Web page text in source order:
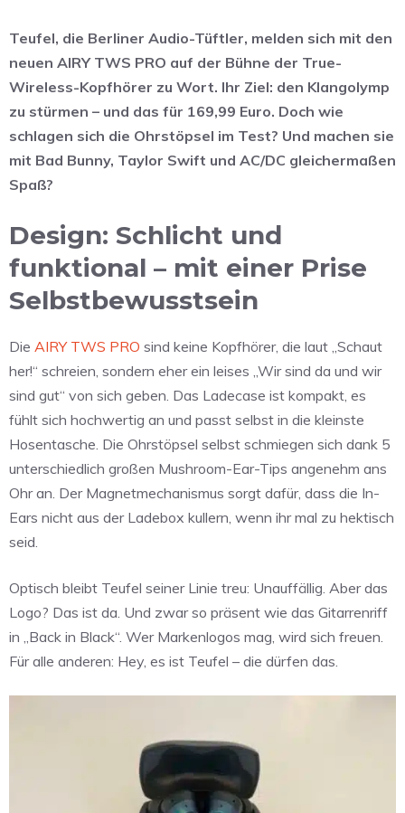
Teufel, die Berliner Audio-Tüftler, melden sich mit den
neuen AIRY TWS PRO auf der Bühne der True-
Wireless-Kopfhörer zu Wort. Ihr Ziel: den Klangolymp
zu stürmen – und das für 169,99 Euro. Doch wie
schlagen sich die Ohrstöpsel im Test? Und machen sie
mit Bad Bunny, Taylor Swift und AC/DC gleichermaßen
Spaß?
Design: Schlicht und
funktional – mit einer Prise
Selbstbewusstsein
Die AIRY TWS PRO sind keine Kopfhörer, die laut „Schaut
her!“ schreien, sondern eher ein leises „Wir sind da und wir
sind gut“ von sich geben. Das Ladecase ist kompakt, es
fühlt sich hochwertig an und passt selbst in die kleinste
Hosentasche. Die Ohrstöpsel selbst schmiegen sich dank 5
unterschiedlich großen Mushroom-Ear-Tips angenehm ans
Ohr an. Der Magnetmechanismus sorgt dafür, dass die In-
Ears nicht aus der Ladebox kullern, wenn ihr mal zu hektisch
seid.
Optisch bleibt Teufel seiner Linie treu: Unauffällig. Aber das
Logo? Das ist da. Und zwar so präsent wie das Gitarrenriff
in „Back in Black“. Wer Markenlogos mag, wird sich freuen.
Für alle anderen: Hey, es ist Teufel – die dürfen das.